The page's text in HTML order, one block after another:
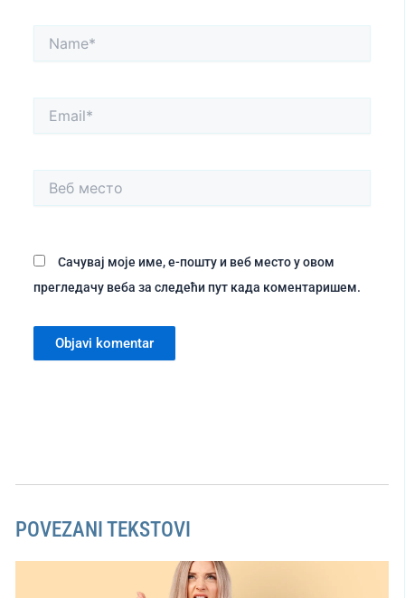
Name*
Email*
Веб
место
Сачувај моје име, е-пошту и веб место у овом
прегледачу веба за следећи пут када коментаришем.
POVEZANI TEKSTOVI